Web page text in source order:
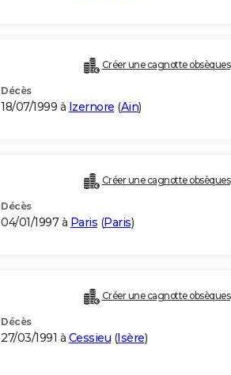
Créer une cagnotte obsèques
Décès
18/07/1999 à Izernore (Ain)
Créer une cagnotte obsèques
Décès
04/01/1997 à Paris (Paris)
Créer une cagnotte obsèques
Décès
27/03/1991 à Cessieu (Isère)